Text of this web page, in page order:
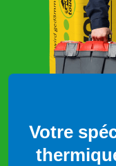
Votre